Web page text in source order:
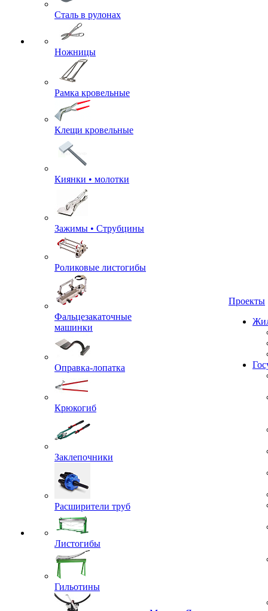
Сталь в рулонах
Ножницы
Рамка кровельные
Клещи кровельные
Киянки • молотки
Зажимы • Струбцины
Роликовые листогибы
Фальцезакаточные
машинки
Оправка-лопатка
Крюкогиб
Заклепочники
Расширители труб
Листогибы
Гильотины
Проекты